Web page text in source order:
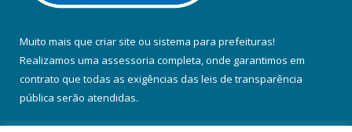
Muito mais que criar site ou sistema para prefeituras!
Realizamos uma assessoria completa, onde garantimos em
contrato que todas as exigências das leis de transparência
pública serão atendidas.